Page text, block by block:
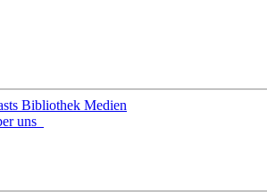
Bibliothek Medien
uns